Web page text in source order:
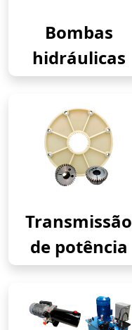
Bombas
hidráulicas
Transmissão
de potência